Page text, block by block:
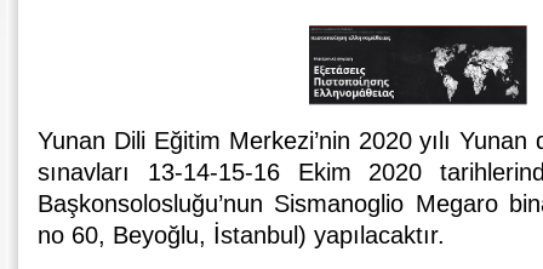
Yunan Dili Eğitim Merkezi’nin 2020 yılı
sınavları 13-14-15-16 Ekim 2020
Başkonsolosluğu’nun Sismanoglio Megaro
no 60, Beyoğlu, İstanbul) yapılacaktır.